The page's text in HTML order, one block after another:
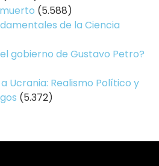
(5.588)
de la Ciencia
gobierno de Gustavo Petro?
Ucrania: Realismo Político y
(5.372)